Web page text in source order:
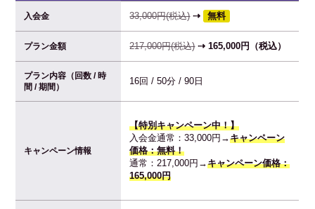
入会金 33,000円(税込)⇢ 無料
プラン金額 217,000円(税込)⇢ 165,000円（税込）
プラン内容（回数 / 時
間 / 期間）
16回 / 50分 / 90日
キャンペーン情報
【特別キャンペーン中！】
入会金通常：33,000円→キャンペーン
価格：無料！
通常：217,000円→キャンペーン価格：
165,000円